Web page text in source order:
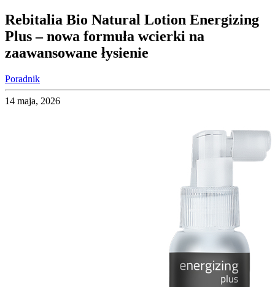
Rebitalia Bio Natural Lotion Energizing
Plus – nowa formuła wcierki na
zaawansowane łysienie
Poradnik
14 maja, 2026